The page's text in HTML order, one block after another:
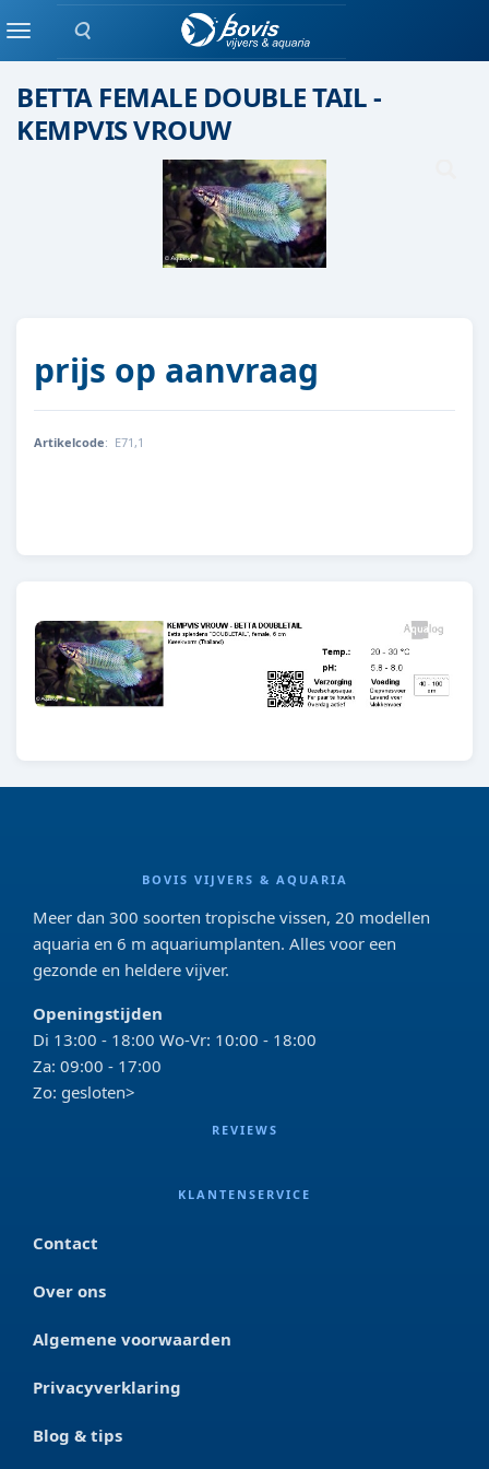
Zoeken
MenuEenlingen / Paren vis
BETTA FEMALE DOUBLE TAIL -
KEMPVIS VROUW
prijs op aanvraag
Artikelcode: E71,1
BOVIS VIJVERS & AQUARIA
Meer dan 300 soorten tropische vissen, 20 modellen
aquaria en 6 m aquariumplanten. Alles voor een
gezonde en heldere vijver.
Openingstijden
Di 13:00 - 18:00 Wo-Vr: 10:00 - 18:00
Za: 09:00 - 17:00
Zo: gesloten>
REVIEWS
KLANTENSERVICE
Contact
Over ons
Algemene voorwaarden
Privacyverklaring
Blog & tips